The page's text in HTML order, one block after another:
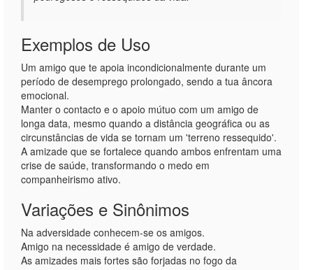
Exemplos de Uso
Um amigo que te apoia incondicionalmente durante um
período de desemprego prolongado, sendo a tua âncora
emocional.
Manter o contacto e o apoio mútuo com um amigo de
longa data, mesmo quando a distância geográfica ou as
circunstâncias de vida se tornam um 'terreno ressequido'.
A amizade que se fortalece quando ambos enfrentam uma
crise de saúde, transformando o medo em
companheirismo ativo.
Variações e Sinônimos
Na adversidade conhecem-se os amigos.
Amigo na necessidade é amigo de verdade.
As amizades mais fortes são forjadas no fogo da